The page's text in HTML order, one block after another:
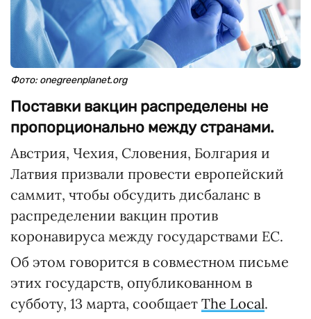
Фото: onegreenplanet.org
Поставки вакцин распределены не
пропорционально между странами.
Австрия, Чехия, Словения, Болгария и
Латвия призвали провести европейский
саммит, чтобы обсудить дисбаланс в
распределении вакцин против
коронавируса между государствами ЕС.
Об этом говорится в совместном письме
этих государств, опубликованном в
субботу, 13 марта, сообщает The Local.